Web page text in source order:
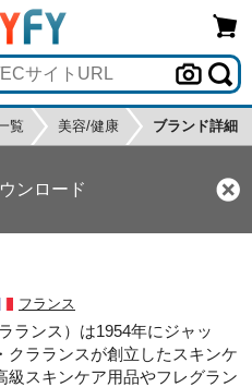
覧 美容/健康 ブランド詳細
ンロード
フランス
ランス）は1954年にジャッ
クラランスが創立したスキンケ
級スキンケア用品やフレグラン